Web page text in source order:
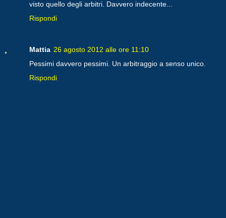
visto quello degli arbitri. Davvero indecente...
Rispondi
Mattia 26 agosto 2012 alle ore 11:10
Pessimi davvero pessimi. Un arbitraggio a senso unico.
Rispondi